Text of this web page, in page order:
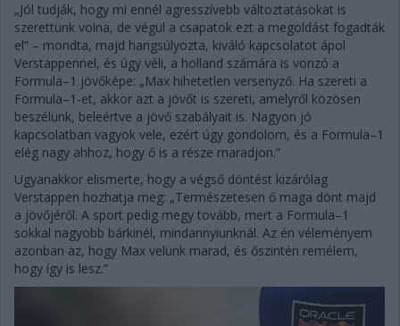
„Jól tudják, hogy mi ennél agresszívebb változtatásokat is
szerettünk volna, de végül a csapatok ezt a megoldást fogadták
el” – mondta, majd hangsúlyozta, kiváló kapcsolatot ápol
Verstappennel, és úgy véli, a holland számára is vonzó a
Formula–1 jövőképe: „Max hihetetlen versenyző. Ha szereti a
Formula–1-et, akkor azt a jövőt is szereti, amelyről közösen
beszélünk, beleértve a jövő szabályait is. Nagyon jó
kapcsolatban vagyok vele, ezért úgy gondolom, és a Formula–1
elég nagy ahhoz, hogy ő is a része maradjon.”
Ugyanakkor elismerte, hogy a végső döntést kizárólag
Verstappen hozhatja meg: „Természetesen ő maga dönt majd
a jövőjéről. A sport pedig megy tovább, mert a Formula–1
sokkal nagyobb bárkinél, mindannyiunknál. Az én véleményem
azonban az, hogy Max velünk marad, és őszintén remélem,
hogy így is lesz.”